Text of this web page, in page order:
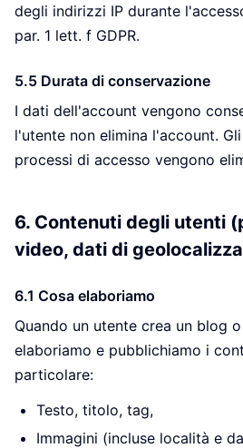
degli indirizzi IP durante
par. 1 lett. f GDPR.
5.5 Durata di conservazione
I dati dell'account vengono
l'utente non elimina l'account.
processi di accesso vengono
6. Contenuti degli utenti
video, dati di
6.1 Cosa elaboriamo
Quando un utente crea un blog
elaboriamo e pubblichiamo i
particolare:
Testo, titolo, tag,
Immagini (incluse località e